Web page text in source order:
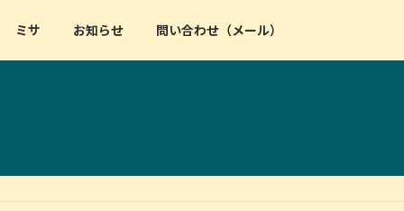
ミサ お知らせ 問い合わせ（メール）